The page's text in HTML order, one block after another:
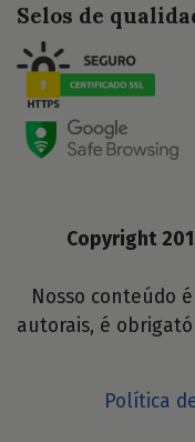
Selos de
Copyright
Nosso conteúdo
autorais, é
Política